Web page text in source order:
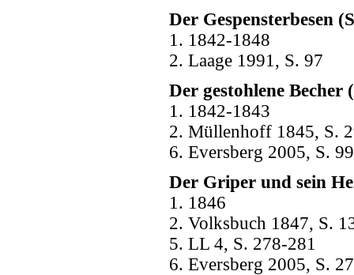
Der Gespensterbesen
1. 1842-1848
2. Laage 1991, S. 97
Der gestohlene Becher
1. 1842-1843
2. Müllenhoff 1845, S.
6. Eversberg 2005, S. 99
Der Griper und sein
1. 1846
2. Volksbuch 1847, S.
5. LL 4, S. 278-281
6. Eversberg 2005, S.